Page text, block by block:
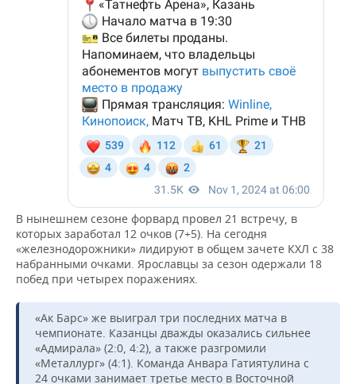
В нынешнем сезоне форвард провел 21 встречу, в
которых заработал 12 очков (7+5). На сегодня
«железнодорожники» лидируют в общем зачете КХЛ с 38
набранными очками. Ярославцы за сезон одержали 18
побед при четырех поражениях.
«Ак Барс» же выиграл три последних матча в
чемпионате. Казанцы дважды оказались сильнее
«Адмирала» (2:0, 4:2), а также разгромили
«Металлург» (4:1). Команда Анвара Гатиятулина с
24 очками занимает третье место в Восточной